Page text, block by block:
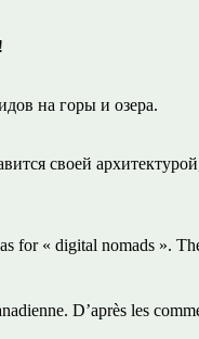
на горы и озера.
своей
for « digital nomads ».
D’après les